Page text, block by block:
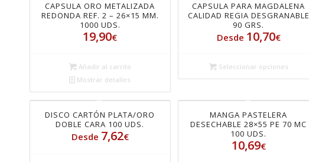
CAPSULA ORO METALIZADA
REDONDA REF. 2 – 26×15 MM.
1000 UDS.
19,90€
Añadir al carrito
Mostrar detalles
CAPSULA PARA MAGDALENA
CALIDAD REGIA DESGRANABLE
90 GRS.
Desde 10,70€
Seleccionar opciones
DISCO CARTÓN PLATA/ORO
DOBLE CARA 100 UDS.
Desde 7,62€
MANGA PASTELERA
DESECHABLE 28×55 PE 70 MC
100 UDS.
10,69€